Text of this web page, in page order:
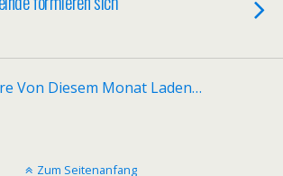
Von Diesem Monat Laden…
Zum Seitenanfang